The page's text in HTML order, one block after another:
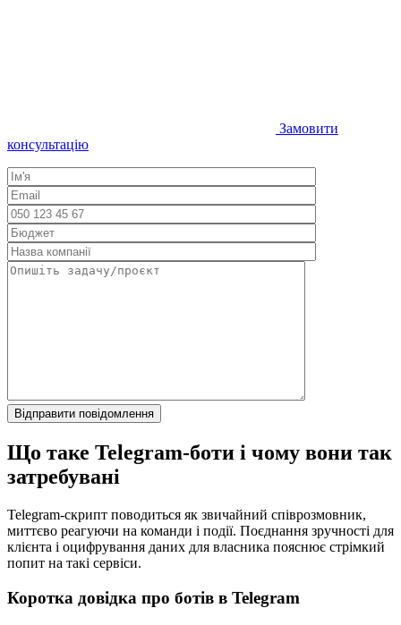
Замовити
консультацію
Що таке Telegram-боти і чому вони так
затребувані
Telegram-скрипт поводиться як звичайний співрозмовник,
миттєво реагуючи на команди і події. Поєднання зручності для
клієнта і оцифрування даних для власника пояснює стрімкий
попит на такі сервіси.
Коротка довідка про ботів в Telegram